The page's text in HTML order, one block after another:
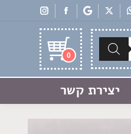
Products
search
0
יצירת קשר